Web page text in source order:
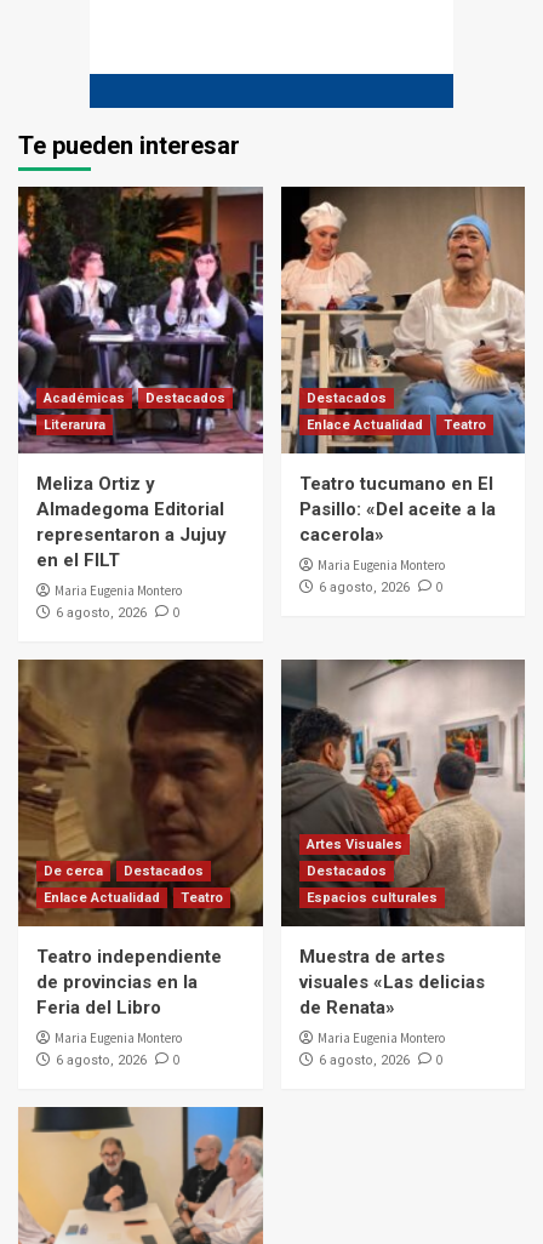
Te pueden interesar
Académicas
Destacados
Literarura
Meliza Ortiz y
Almadegoma Editorial
representaron a Jujuy
en el FILT
Maria Eugenia Montero
6 agosto, 2026 0
Destacados
Enlace Actualidad
Teatro
Teatro tucumano en El
Pasillo: «Del aceite a la
cacerola»
Maria Eugenia Montero
6 agosto, 2026 0
De cerca
Destacados
Enlace Actualidad
Teatro
Teatro independiente
de provincias en la
Feria del Libro
Maria Eugenia Montero
6 agosto, 2026 0
Artes Visuales
Destacados
Espacios culturales
Muestra de artes
visuales «Las delicias
de Renata»
Maria Eugenia Montero
6 agosto, 2026 0